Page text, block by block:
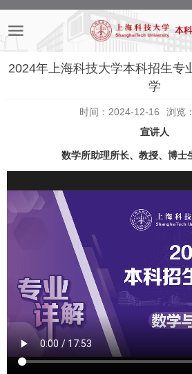
2024年上海科技大学本科招生专
学
时间：2024-12-16 浏览：
宣讲人
数学所助理所长、教授、博士